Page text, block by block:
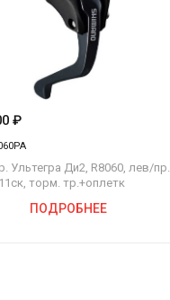
₽
Ультегра Ди2, R8060, лев/пр.
торм. тр.+оплетк
ПОДРОБНЕЕ